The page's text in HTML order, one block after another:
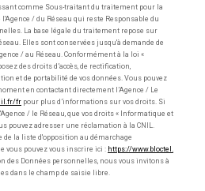
comme Sous-traitant du traitement pour la
/ du Réseau qui reste Responsable du
La base légale du traitement repose sur
Elles sont conservées jusqu'à demande de
/ au Réseau. Conformément à la loi «
des droits d’accès, de rectification,
et de portabilité de vos données. Vous pouvez
en contactant directement l’Agence / Le
fr pour plus d’informations sur vos droits. Si
/ le Réseau, que vos droits « Informatique et
pouvez adresser une réclamation à la CNIL.
de la liste d'opposition au démarchage
vous pouvez vous inscrire ici : https://www.bloctel.
des Données personnelles, nous vous invitons à
dans le champ de saisie libre.